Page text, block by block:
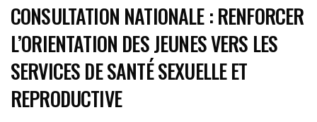
CONSULTATION NATIONALE : RENFORCER
L’ORIENTATION DES JEUNES VERS LES
SERVICES DE SANTÉ SEXUELLE ET
REPRODUCTIVE